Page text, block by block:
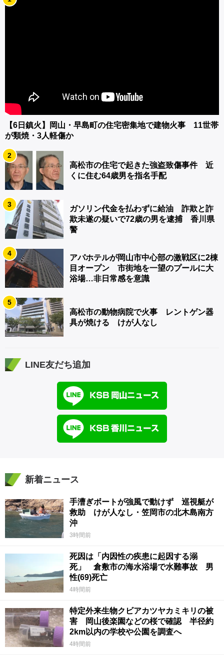
【6日鎮火】岡山・早島町の住宅密集地で建物火事 11世帯
が類焼・3人軽傷か
2
高松市の住宅で起きた強盗致傷事件 近
くに住む64歳男を指名手配
3
ガソリン代金を払わずに給油 詐欺と詐
欺未遂の疑いで72歳の男を逮捕 香川県
警
4
アパホテルが岡山市中心部の激戦区に2棟
目オープン 市街地を一望のプールに大
浴場…非日常感を意識
5
高松市の動物病院で火事 レントゲン器
具が焼ける けが人なし
LINE友だち追加
新着ニュース
手漕ぎボートが強風で動けず 巡視艇が
救助 けが人なし・笠岡市の北木島南方
沖
3時間前
死因は「内因性の疾患に起因する溺
死」 倉敷市の海水浴場で水難事故 男
性(69)死亡
4時間前
特定外来生物クビアカツヤカミキリの被
害 岡山後楽園などの桜で確認 半径約
2km以内の学校や公園を調査へ
4時間前